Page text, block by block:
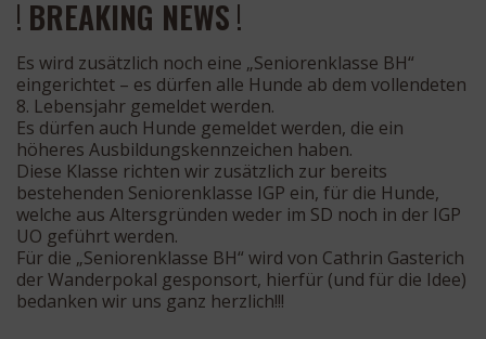
! BREAKING NEWS!
Es wird zusätzlich noch eine „Seniorenklasse BH“
eingerichtet – es dürfen alle Hunde ab dem vollendeten
8. Lebensjahr gemeldet werden.
Es dürfen auch Hunde gemeldet werden, die ein
höheres Ausbildungskennzeichen haben.
Diese Klasse richten wir zusätzlich zur bereits
bestehenden Seniorenklasse IGP ein, für die Hunde,
welche aus Altersgründen weder im SD noch in der IGP
UO geführt werden.
Für die „Seniorenklasse BH“ wird von Cathrin Gasterich
der Wanderpokal gesponsort, hierfür (und für die Idee)
bedanken wir uns ganz herzlich!!!